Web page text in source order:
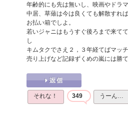
年齢的にも先は無いし、映画やドラマ
中居、草薙は今は良くても解散すれ
お払い箱でしよ。
若いジャニはもうすぐ後ろまで来て
し
キムタクでさえ２，３年経てばマッ
売り上げなど記録ずくめの嵐には勝て
それな！ 349 うーん…